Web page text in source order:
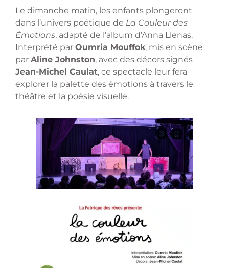
Le dimanche matin, les enfants plongeront
dans l’univers poétique de La Couleur des
Émotions, adapté de l’album d’Anna Llenas.
Interprété par Oumria Mouffok, mis en scène
par Aline Johnston, avec des décors signés
Jean-Michel Caulat, ce spectacle leur fera
explorer la palette des émotions à travers le
théâtre et la poésie visuelle.